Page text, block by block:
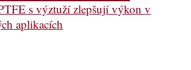
s výztuží zlepšují výkon v
aplikacích